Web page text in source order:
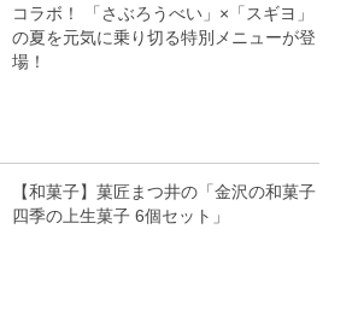
コラボ！ 「さぶろうべい」×「スギヨ」
の夏を元気に乗り切る特別メニューが登
場！
【和菓子】菓匠まつ井の「金沢の和菓子
四季の上生菓子 6個セット」